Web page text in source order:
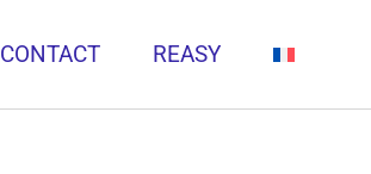
CONTACT REASY